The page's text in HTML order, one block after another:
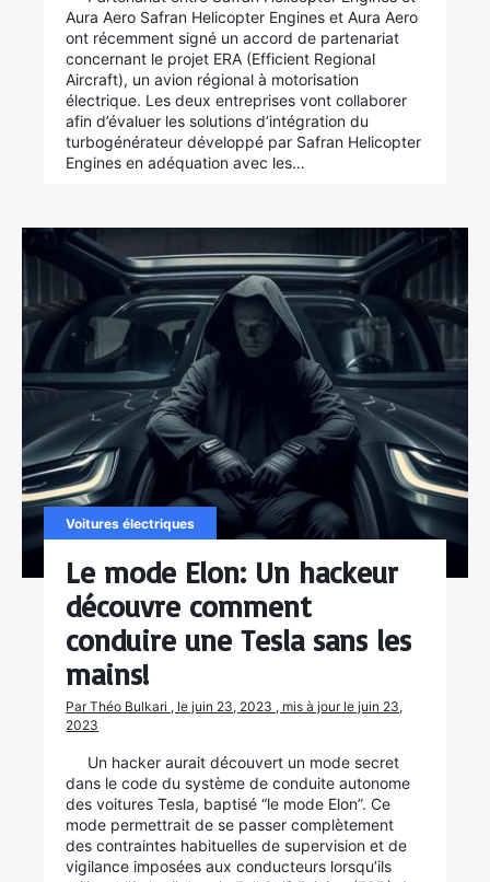
Aura Aero Safran Helicopter Engines et Aura Aero
ont récemment signé un accord de partenariat
concernant le projet ERA (Efficient Regional
Aircraft), un avion régional à motorisation
électrique. Les deux entreprises vont collaborer
afin d’évaluer les solutions d’intégration du
turbogénérateur développé par Safran Helicopter
Engines en adéquation avec les…
Voitures électriques
Le mode Elon: Un hackeur
découvre comment
conduire une Tesla sans les
mains!
Par Théo Bulkari , le juin 23, 2023 , mis à jour le juin 23,
2023
Un hacker aurait découvert un mode secret
dans le code du système de conduite autonome
des voitures Tesla, baptisé “le mode Elon”. Ce
mode permettrait de se passer complètement
des contraintes habituelles de supervision et de
vigilance imposées aux conducteurs lorsqu’ils